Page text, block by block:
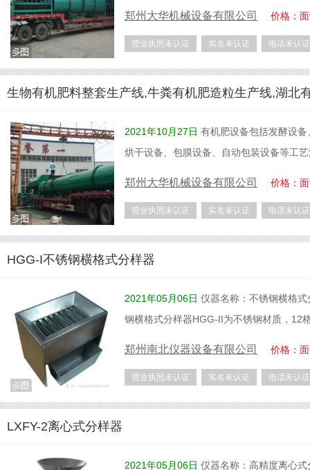
郑州大华机械设备有限公司 价格：
营业执照未认证 实名未认证 电话未认证
生物有机肥料整套生产线,牛粪有机肥造粒生产线,湖北
2021年10月27日 有机肥设备包括发酵设
烘干设备、包膜设备、自动包装设备等工
郑州大华机械设备有限公司 价格：
营业执照未认证 实名未认证 电话未认证
HGG-I不锈钢横格式分样器
2021年05月06日 仪器名称：不锈钢横格
钢横格式分样器HGG-II为不锈钢材质，12
郑州南北仪器设备有限公司 价格：
营业执照未认证 实名未认证 电话未认证
LXFY-2离心式分样器
2021年05月06日 仪器名称：高精度离心